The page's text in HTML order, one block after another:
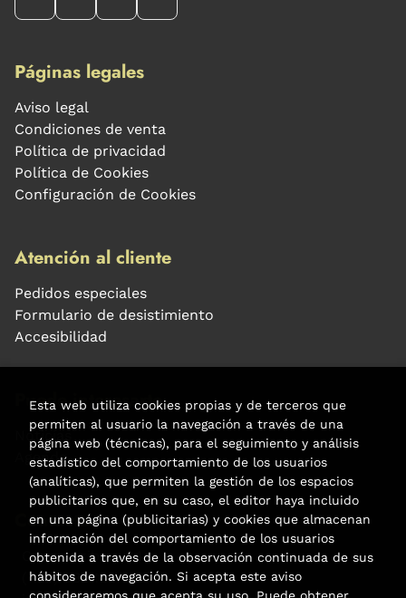
Páginas legales
Aviso legal
Condiciones de venta
Política de privacidad
Política de Cookies
Configuración de Cookies
Atención al cliente
Pedidos especiales
Formulario de desistimiento
Accesibilidad
Puede interesarte
Noticias
Agenda
Contacto
Carrer Aribau, 84
(+34) 932 160 225
Esta web utiliza cookies propias y de terceros que
permiten al usuario la navegación a través de una
página web (técnicas), para el seguimiento y análisis
estadístico del comportamiento de los usuarios
(analíticas), que permiten la gestión de los espacios
publicitarios que, en su caso, el editor haya incluido
en una página (publicitarias) y cookies que almacenan
información del comportamiento de los usuarios
obtenida a través de la observación continuada de sus
hábitos de navegación. Si acepta este aviso